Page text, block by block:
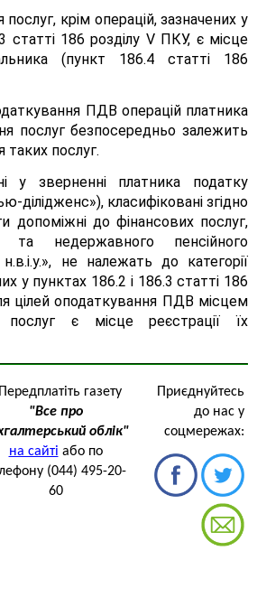
крім операцій, зазначених у
статті 186 розділу V ПКУ, є місце
(пункт 186.4 статті 186
ПДВ операцій платника
послуг безпосередньо залежить
таких послуг.
у зверненні платника податку
ділідженс»), класифіковані згідно
до фінансових послуг,
та недержавного пенсійного
не належать до категорії
у пунктах 186.2 і 186.3 статті 186
цілей оподаткування ПДВ місцем
послуг є місце реєстрації їх
Передплатіть газету
"Все про
облік"
на сайті або по
(044) 495-20-
60
Приєднуйтесь
до нас у
соцмережах: